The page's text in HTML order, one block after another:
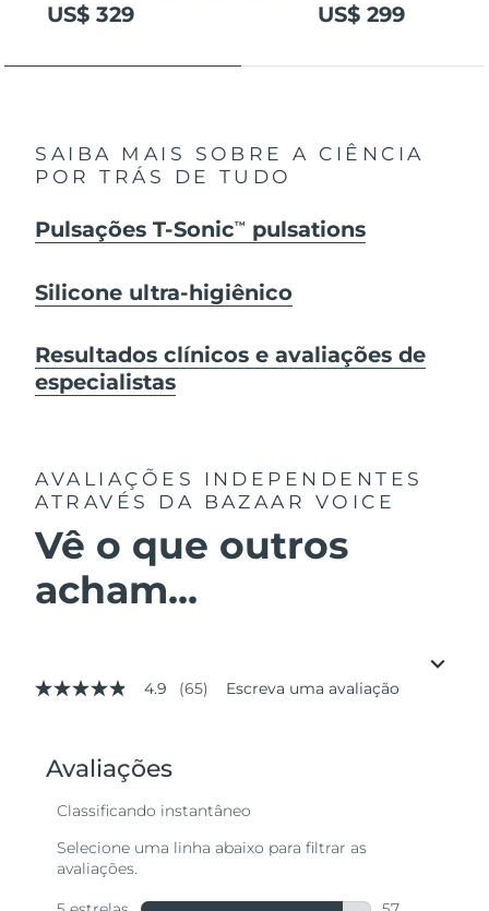
US$ 329 US$ 299
SAIBA MAIS SOBRE A CIÊNCIA
POR TRÁS DE TUDO
Pulsações T-SonicTM pulsations
Silicone ultra-higiênico
Resultados clínicos e avaliações de
especialistas
AVALIAÇÕES INDEPENDENTES
ATRAVÉS DA BAZAAR VOICE
Vê o que outros
acham...
4.9
valor
médio
avaliação.
Reviews.
abre
4.9 (65) Escreva uma avaliação